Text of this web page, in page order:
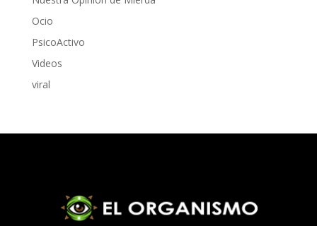
Ocio
PsicoActivo
Videos
viral